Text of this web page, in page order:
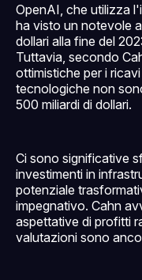
OpenAI, che utilizza
ha visto un notevole
dollari alla fine del
Tuttavia, secondo
ottimistiche per i
tecnologiche non
500 miliardi di dollari.
Ci sono significative
investimenti in
potenziale
impegnativo. Cahn
aspettative di profitti
valutazioni sono